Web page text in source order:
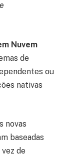
Nuvem
de
ou
nativas
novas
baseadas
de